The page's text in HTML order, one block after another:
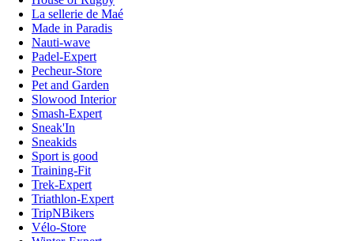
La sellerie de Maé
Made in Paradis
Nauti-wave
Padel-Expert
Pecheur-Store
Pet and Garden
Slowood Interior
Smash-Expert
Sneak'In
Sneakids
Sport is good
Training-Fit
Trek-Expert
Triathlon-Expert
TripNBikers
Vélo-Store